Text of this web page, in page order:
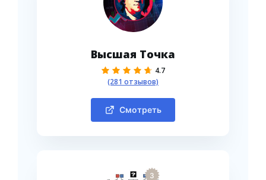
Высшая Точка
4.7
(281 отзывов)
Смотреть
3